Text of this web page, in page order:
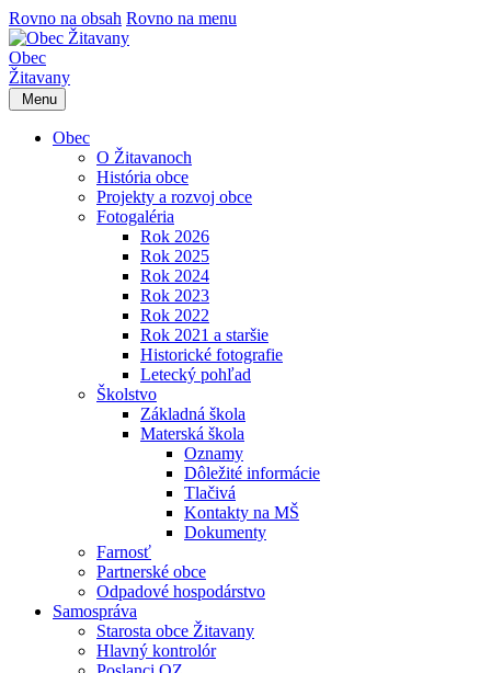
Rovno na obsah Rovno na menu
Obec
Žitavany
Menu
Obec
O Žitavanoch
História obce
Projekty a rozvoj obce
Fotogaléria
Rok 2026
Rok 2025
Rok 2024
Rok 2023
Rok 2022
Rok 2021 a staršie
Historické fotografie
Letecký pohľad
Školstvo
Základná škola
Materská škola
Oznamy
Dôležité informácie
Tlačivá
Kontakty na MŠ
Dokumenty
Farnosť
Partnerské obce
Odpadové hospodárstvo
Samospráva
Starosta obce Žitavany
Hlavný kontrolór